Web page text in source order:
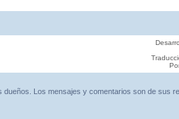
Los mensajes y comentarios son de sus